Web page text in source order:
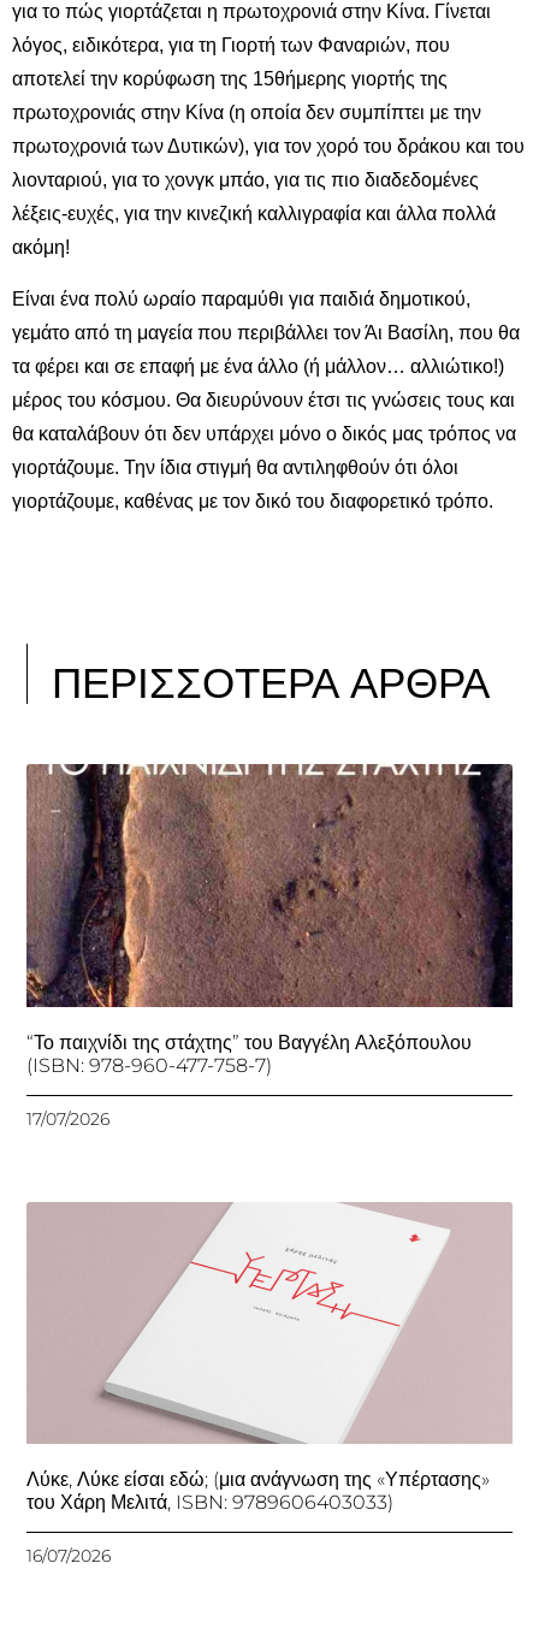
για το πώς γιορτάζεται η πρωτοχρονιά στην Κίνα. Γίνεται
λόγος, ειδικότερα, για τη Γιορτή των Φαναριών, που
αποτελεί την κορύφωση της 15θήμερης γιορτής της
πρωτοχρονιάς στην Κίνα (η οποία δεν συμπίπτει με την
πρωτοχρονιά των Δυτικών), για τον χορό του δράκου και του
λιονταριού, για το χονγκ μπάο, για τις πιο διαδεδομένες
λέξεις-ευχές, για την κινεζική καλλιγραφία και άλλα πολλά
ακόμη!
Είναι ένα πολύ ωραίο παραμύθι για παιδιά δημοτικού,
γεμάτο από τη μαγεία που περιβάλλει τον Άι Βασίλη, που θα
τα φέρει και σε επαφή με ένα άλλο (ή μάλλον… αλλιώτικο!)
μέρος του κόσμου. Θα διευρύνουν έτσι τις γνώσεις τους και
θα καταλάβουν ότι δεν υπάρχει μόνο ο δικός μας τρόπος να
γιορτάζουμε. Την ίδια στιγμή θα αντιληφθούν ότι όλοι
γιορτάζουμε, καθένας με τον δικό του διαφορετικό τρόπο.
ΠΕΡΙΣΣΟΤΕΡΑ ΑΡΘΡΑ
“Το παιχνίδι της στάχτης” του Βαγγέλη Αλεξόπουλου
(ISBN: 978-960-477-758-7)
17/07/2026
Λύκε, Λύκε είσαι εδώ; (μια ανάγνωση της «Υπέρτασης»
του Χάρη Μελιτά, ISBN: 9789606403033)
16/07/2026